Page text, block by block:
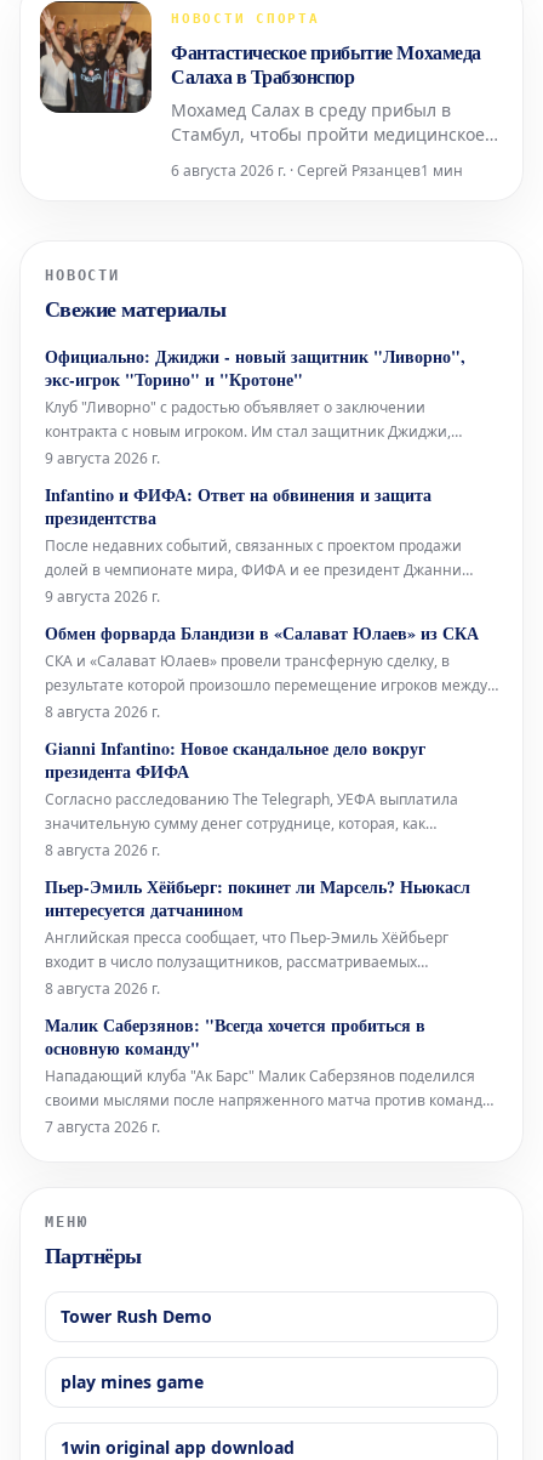
воспоминаниями о печальных
футбольной легенды. Массажист
легендарного футболиста, Николас
НОВОСТИ СПОРТА
Фантастическое прибытие Мохамеда
Салаха в Трабзонспор
Мохамед Салах в среду прибыл в
Стамбул, чтобы пройти медицинское
— «Трабзонспора». Бывший игрок
дня, где его ждал еще более
6 августа 2026 г. · Сергей Рязанцев1 мин
НОВОСТИ
Свежие материалы
Официально: Джиджи - новый защитник "Ливорно",
экс-игрок "Торино" и "Кротоне"
Клуб "Ливорно" с радостью объявляет о заключении
контракта с новым игроком. Им стал защитник Джиджи,
известный по выступлениям за такие команды, как "Торино" и
обороны "Ливорно". Игрок привнесет в команду свой опыт и
профессионализм,
9 августа 2026 г.
Infantino и ФИФА: Ответ на обвинения и защита
президентства
После недавних событий, связанных с проектом продажи
долей в чемпионате мира, ФИФА и ее президент Джанни
Инфантино решили дать решительный и наступательный
будут облегчать процесс для каких-либо потенциальных
оппонентов на предстоящ
9 августа 2026 г.
Обмен форварда Бландизи в «Салават Юлаев» из СКА
СКА и «Салават Юлаев» провели трансферную сделку, в
результате которой произошло перемещение игроков между
командами. Уфимский клуб получил нападающего Джозефа
спортивные права на голкипера Даниила Тарасова. 32-летний
Бландизи выступал за
8 августа 2026 г.
Gianni Infantino: Новое скандальное дело вокруг
президента ФИФА
Согласно расследованию The Telegraph, УЕФА выплатила
значительную сумму денег сотруднице, которая, как
предполагается, имела отношения с Джанни Инфантино,
генерального секретаря европейской организации. Это новое
дело, которо
8 августа 2026 г.
Пьер-Эмиль Хёйбьерг: покинет ли Марсель? Ньюкасл
интересуется датчанином
Английская пресса сообщает, что Пьер-Эмиль Хёйбьерг
входит в число полузащитников, рассматриваемых
«Ньюкаслом» для замены Бруно Гимарайнса и Сандро Тонали.
«Саутгемптон» (2016-2020) и «Тоттенхэм» (2020-2024).
«Марсель» на гран
8 августа 2026 г.
Малик Саберзянов: "Всегда хочется пробиться в
основную команду"
Нападающий клуба "Ак Барс" Малик Саберзянов поделился
своими мыслями после напряженного матча против команды
"Нефтяник", который завершился победой "Ак Барса" со
7 августа 2026 г.
МЕНЮ
Партнёры
Tower Rush Demo
play mines game
1win original app download